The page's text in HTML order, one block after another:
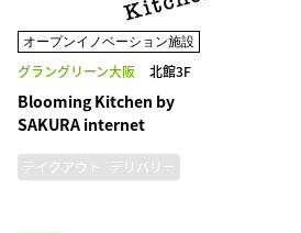
オープンイノベーション施設
グラングリーン大阪 北館3F
Blooming Kitchen by
SAKURA internet
テイクアウト デリバリー